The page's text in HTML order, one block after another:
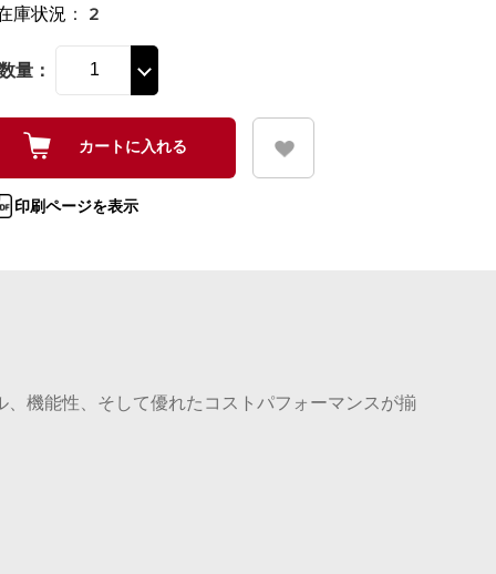
庫状況 ： 2
量：
印刷ページを表示
機能性、そして優れたコストパフォーマンスが揃